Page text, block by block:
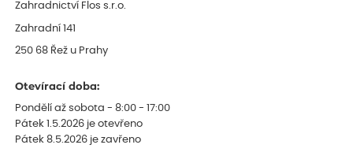
Zahradnictví Flos s.r.o.
Zahradní 141
250 68 Řež u Prahy
Otevírací doba:
Pondělí až sobota - 8:00 - 17:00
Pátek 1.5.2026 je otevřeno
Pátek 8.5.2026 je zavřeno